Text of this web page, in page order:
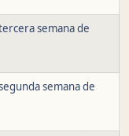
semana de
semana de